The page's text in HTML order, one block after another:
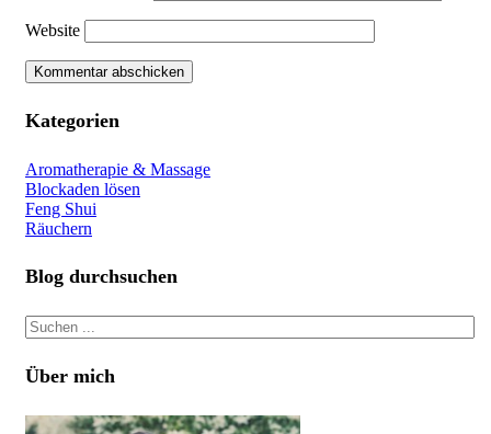
Website
Kategorien
Aromatherapie & Massage
Blockaden lösen
Feng Shui
Räuchern
Blog durchsuchen
Über mich